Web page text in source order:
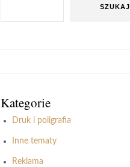
SZUKAJ
Kategorie
Druk i poligrafia
Inne tematy
Reklama